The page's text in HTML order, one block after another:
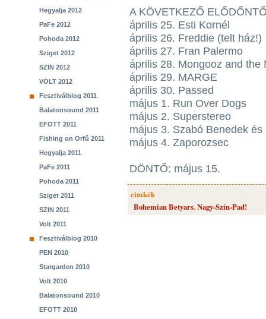
Hegyalja 2012
PaFe 2012
Pohoda 2012
Sziget 2012
SZIN 2012
VOLT 2012
Fesztiválblog 2011
Balatonsound 2011
EFOTT 2011
Fishing on Orfű 2011
Hegyalja 2011
PaFe 2011
Pohoda 2011
Sziget 2011
SZIN 2011
Volt 2011
Fesztiválblog 2010
PEN 2010
Stargarden 2010
Volt 2010
Balatonsound 2010
EFOTT 2010
A KÖVETKEZŐ
április 25. Esti Kornél
április 26. Freddie (telt ház!)
április 27. Fran Palermo
április 28. Mongooz and the
április 29. MARGE
április 30. Passed
május 1. Run Over Dogs
május 2. Superstereo
május 3. Szabó Benedek és
május 4. Zaporozsec
DÖNTŐ: május 15.
cimkék
Bohemian Betyars,Nagy-Szín-Pad!